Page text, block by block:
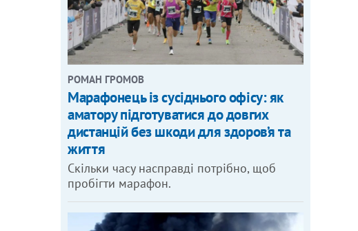
РОМАН ГРОМОВ
Марафонець із сусіднього офісу: як
аматору підготуватися до довгих
дистанцій без шкоди для здоров’я та
життя
Скільки часу насправді потрібно, щоб
пробігти марафон.